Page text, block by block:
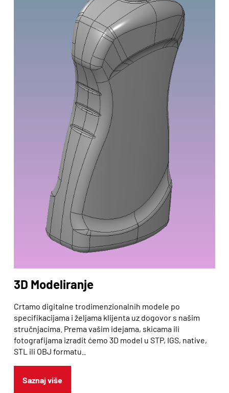
3D Modeliranje
Crtamo digitalne trodimenzionalnih modele po
specifikacijama i željama klijenta uz dogovor s našim
stručnjacima. Prema vašim idejama, skicama ili
fotografijama izradit ćemo 3D model u STP, IGS, native,
STL ili OBJ formatu..
Saznaj više